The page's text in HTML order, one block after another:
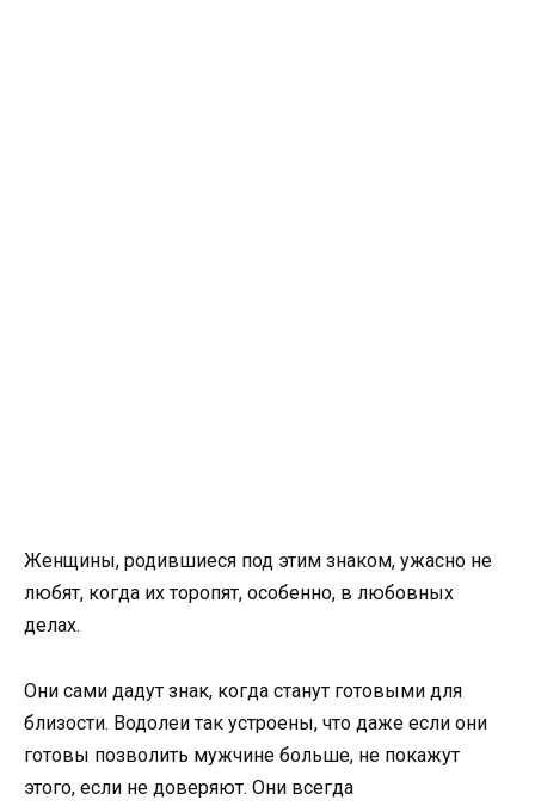
Женщины, родившиеся под этим знаком, ужасно не
любят, когда их торопят, особенно, в любовных
делах.
Они сами дадут знак, когда станут готовыми для
близости. Водолеи так устроены, что даже если они
готовы позволить мужчине больше, не покажут
этого, если не доверяют. Они всегда